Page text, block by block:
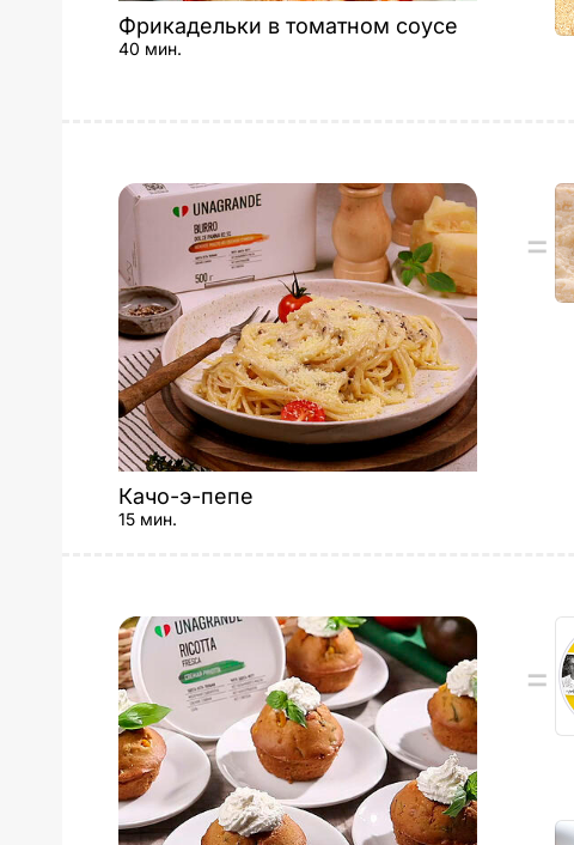
Фрикадельки в томатном соусе
40 мин.
Качо-э-пепе
15 мин.